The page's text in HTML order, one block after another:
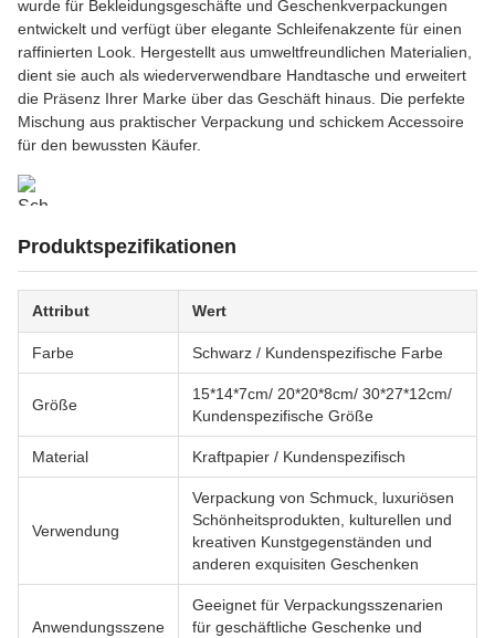
wurde für Bekleidungsgeschäfte und Geschenkverpackungen
entwickelt und verfügt über elegante Schleifenakzente für einen
raffinierten Look. Hergestellt aus umweltfreundlichen Materialien,
dient sie auch als wiederverwendbare Handtasche und erweitert
die Präsenz Ihrer Marke über das Geschäft hinaus. Die perfekte
Mischung aus praktischer Verpackung und schickem Accessoire
für den bewussten Käufer.
Produktspezifikationen
Attribut Wert
Farbe Schwarz / Kundenspezifische Farbe
Größe
15*14*7cm/ 20*20*8cm/ 30*27*12cm/
Kundenspezifische Größe
Material Kraftpapier / Kundenspezifisch
Verwendung
Verpackung von Schmuck, luxuriösen
Schönheitsprodukten, kulturellen und
kreativen Kunstgegenständen und
anderen exquisiten Geschenken
Anwendungsszene
Geeignet für Verpackungsszenarien
für geschäftliche Geschenke und